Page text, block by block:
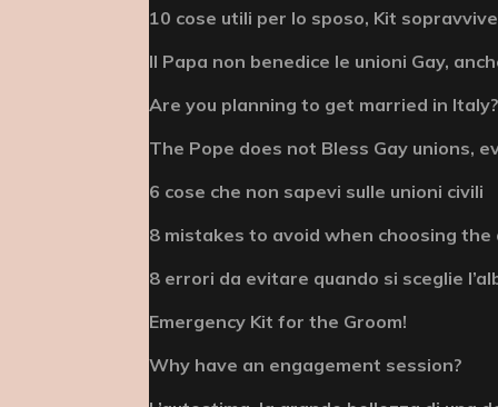
10 cose utili per lo sposo, Kit
Il Papa non benedice le unioni Gay,
Are you planning to get married in
The Pope does not Bless Gay unions,
6 cose che non sapevi sulle unioni civili
8 mistakes to avoid when choosing the
8 errori da evitare quando si sceglie
Emergency Kit for the Groom!
Why have an engagement session?